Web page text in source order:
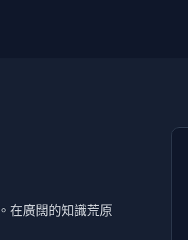
在廣闊的知識荒原